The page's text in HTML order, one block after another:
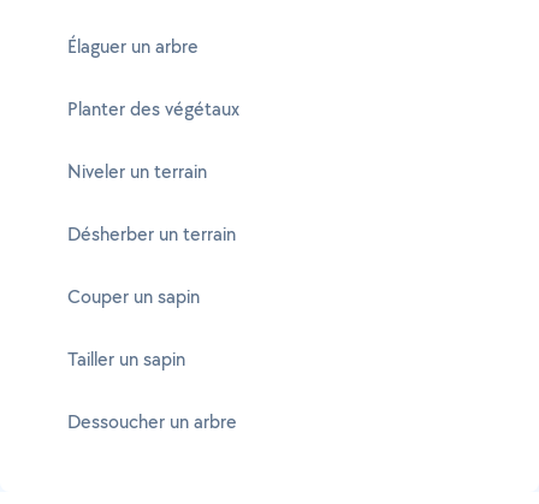
Élaguer un arbre
Planter des végétaux
Niveler un terrain
Désherber un terrain
Couper un sapin
Tailler un sapin
Dessoucher un arbre